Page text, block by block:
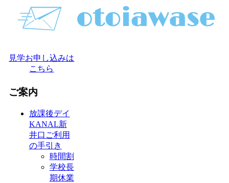
見学お申し込みは
こちら
ご案内
放課後デイ
KANAL新
井口ご利用
の手引き
時間割
学校長
期休業